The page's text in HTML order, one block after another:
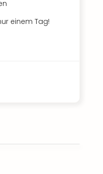
einem Tag!